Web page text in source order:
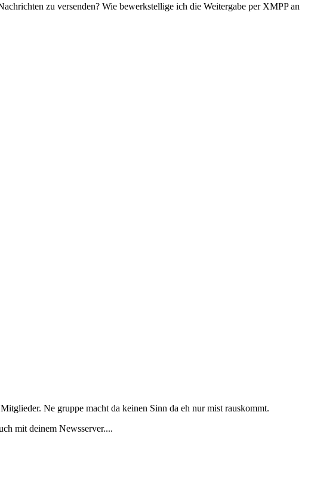
zu versenden? Wie bewerkstellige ich die Weitergabe per XMPP an
Ne gruppe macht da keinen Sinn da eh nur mist rauskommt.
mit deinem Newsserver....